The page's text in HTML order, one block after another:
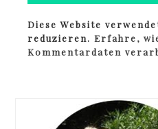
Diese Website
reduzieren.Erfahre,
Kommentardaten